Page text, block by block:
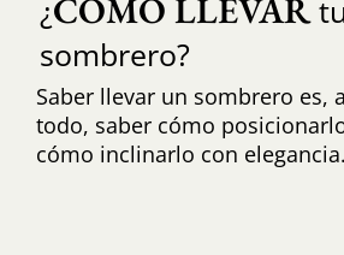
¿CÓMO LLEVAR
sombrero?
Saber llevar un sombrero es,
todo, saber cómo
cómo inclinarlo con elegancia.